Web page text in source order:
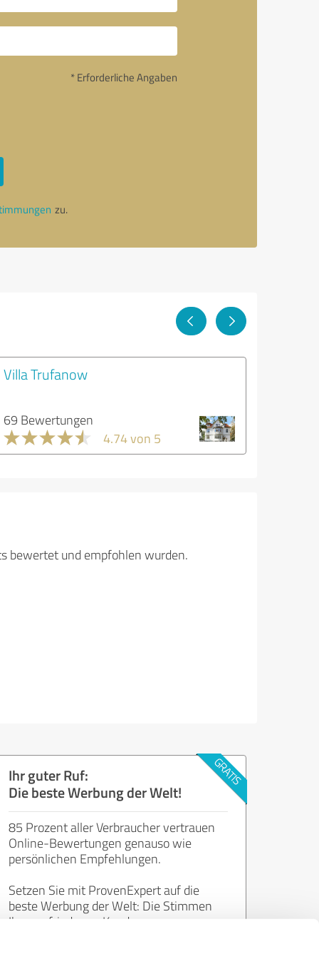
* Erforderliche Angaben
zu.
Villa Trufanow
69 Bewertungen
4.74 von 5
bewertet und empfohlen wurden.
Ihr guter Ruf:
Die beste Werbung der Welt!
85 Prozent aller Verbraucher vertrauen
Online-Bewertungen genauso wie
persönlichen Empfehlungen.
Setzen Sie mit ProvenExpert auf die
beste Werbung der Welt: Die Stimmen
Ihrer zufriedenen Kunden.